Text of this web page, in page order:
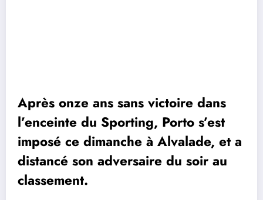
Après onze ans sans victoire dans
l’enceinte du Sporting, Porto s’est
imposé ce dimanche à Alvalade, et a
distancé son adversaire du soir au
classement.